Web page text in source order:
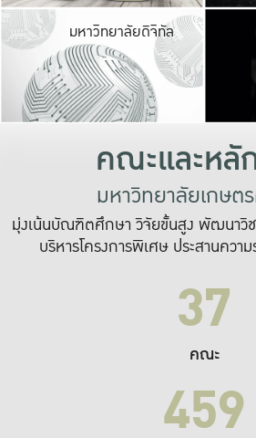
มหาวิทยาลัยดิจิทัล
คณะและหลั
มหาวิทยาลัยเกษต
มุ่งเน้นบัณฑิตศึกษา วิจัยขั้นสูง พัฒนาวิช
บริหารโครงการพิเศษ ประสานควา
37
คณะ
459